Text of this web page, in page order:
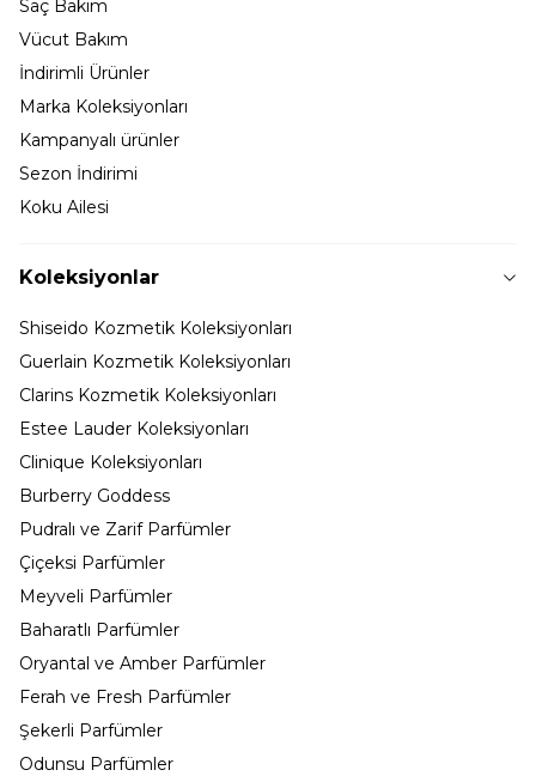
Saç Bakım
Vücut Bakım
İndirimli Ürünler
Marka Koleksiyonları
Kampanyalı ürünler
Sezon İndirimi
Koku Ailesi
Koleksiyonlar
Shiseido Kozmetik Koleksiyonları
Guerlain Kozmetik Koleksiyonları
Clarins Kozmetik Koleksiyonları
Estee Lauder Koleksiyonları
Clinique Koleksiyonları
Burberry Goddess
Pudralı ve Zarif Parfümler
Çiçeksi Parfümler
Meyveli Parfümler
Baharatlı Parfümler
Oryantal ve Amber Parfümler
Ferah ve Fresh Parfümler
Şekerli Parfümler
Odunsu Parfümler